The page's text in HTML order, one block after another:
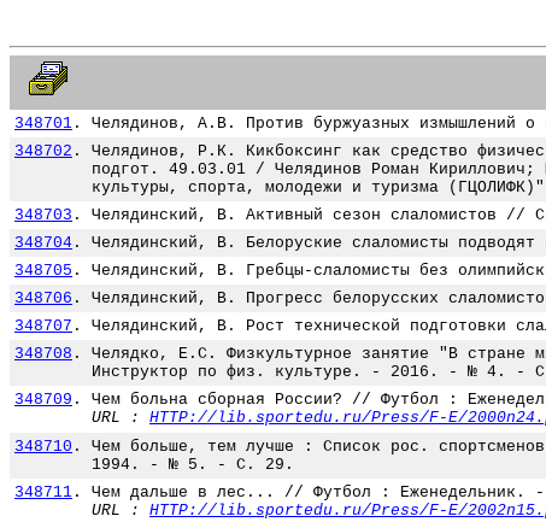
348701 . Челядинов, А.В. Против буржуазных
348702 .
Челядинов, Р.К. Кикбоксинг как средство
подгот. 49.03.01 / Челядинов Роман
культуры, спорта, молодежи и туризма
348703 . Челядинский, В. Активный сезон
348704 . Челядинский, В. Белоруские слаломисты
348705 . Челядинский, В. Гребцы-слаломисты без
348706 . Челядинский, В. Прогресс белорусских
348707 . Челядинский, В. Рост технической
348708 .
Челядко, Е.С. Физкультурное занятие "В
Инструктор по физ. культуре. - 2016. - № 4. -
348709 .
Чем больна сборная России? // Футбол :
URL : HTTP://lib.sportedu.ru/Press/F-E/
348710 .
Чем больше, тем лучше : Список рос.
1994. - № 5. - С. 29.
348711 .
Чем дальше в лес... // Футбол :
URL : HTTP://lib.sportedu.ru/Press/F-E/